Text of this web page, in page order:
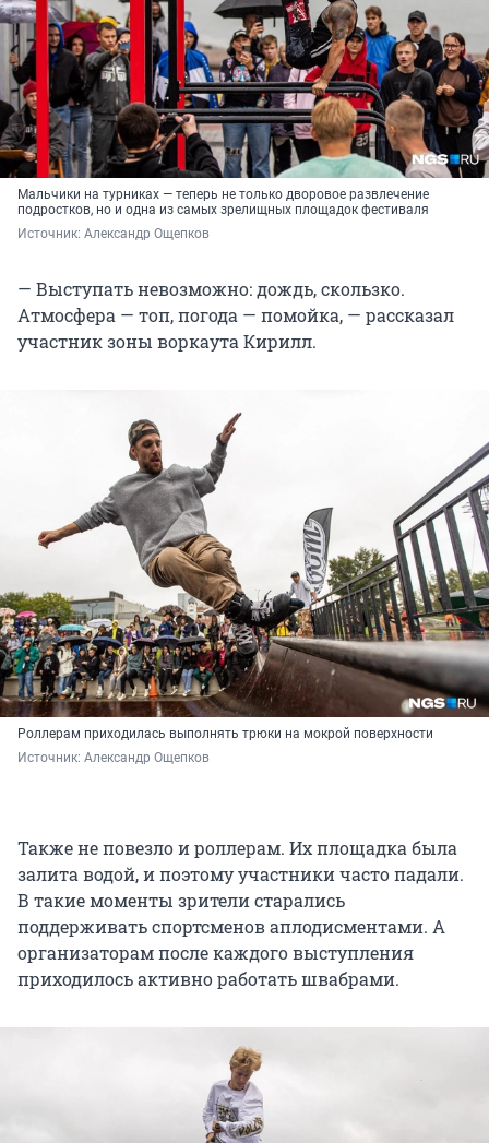
Мальчики на турниках — теперь не только дворовое развлечение
подростков, но и одна из самых зрелищных площадок фестиваля
Источник: Александр Ощепков
— Выступать невозможно: дождь, скользко.
Атмосфера — топ, погода — помойка, — рассказал
участник зоны воркаута Кирилл.
Роллерам приходилась выполнять трюки на мокрой поверхности
Источник: Александр Ощепков
Также не повезло и роллерам. Их площадка была
залита водой, и поэтому участники часто падали.
В такие моменты зрители старались
поддерживать спортсменов аплодисментами. А
организаторам после каждого выступления
приходилось активно работать швабрами.